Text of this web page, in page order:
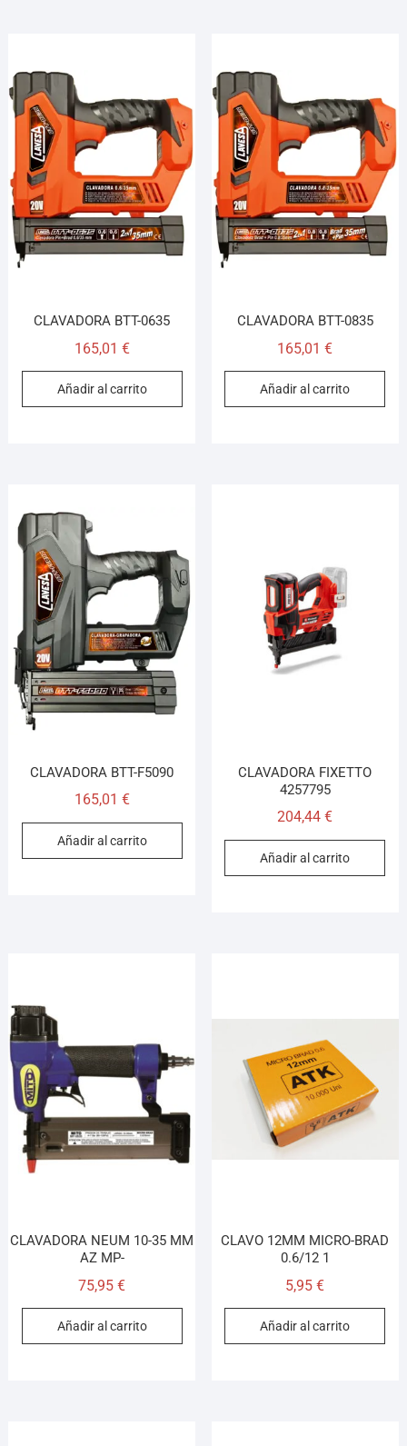
CLAVADORA BTT-0635
165,01 €
Añadir al carrito
CLAVADORA BTT-0835
165,01€
Añadir al carrito
CLAVADORA BTT-F5090
165,01 €
Añadir al carrito
CLAVADORA FIXETTO
4257795
204,44€
Añadir al carrito
CLAVADORA NEUM 10-35 MM
AZ MP-
75,95€
Añadir al carrito
CLAVO 12MM MICRO-BRAD
0.6/12 1
5,95€
Añadir al carrito